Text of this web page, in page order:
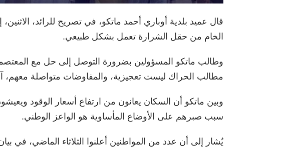
قال عميد بلدية أوباري أحمد ماتكو، في تصريح للرائد،
الخام من حقل الشرارة تعمل بشكل طبيعي.
وطالب ماتكو المسؤولين بضرورة التوصل إلى حل مع
مطالب الحراك ليست تعجيزية، والمفاوضات متواصلة معهم،
وبين ماتكو أن السكان يعانون من ارتفاع أسعار الوقود
سبب صبرهم على الأوضاع المأساوية هو الواعز الوطني.
يُشار إلى أن عدد من المواطنين أعلنوا الثلاثاء الماضي، في